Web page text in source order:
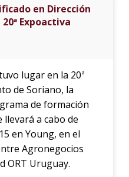
en Dirección
Expoactiva
lugar en la 20ª
de Soriano, la
de formación
a cabo de
en Young, en el
Agronegocios
ORT Uruguay.